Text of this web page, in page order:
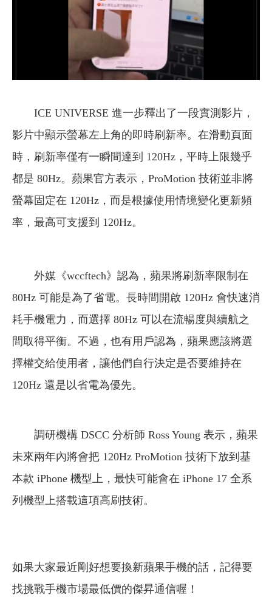
ICE UNIVERSE 進一步釋出了一段實測影片，
影片中顯示螢幕左上角的即時刷新率。在滑動頁面
時，刷新率僅有一瞬間達到 120Hz，平時上限幾乎
都是 80Hz。蘋果官方表示，ProMotion 技術並非將
螢幕固定在 120Hz，而是根據使用情境變化更新頻
率，最高可支援到 120Hz。
外媒《wccftech》認為，蘋果將刷新率限制在
80Hz 可能是為了省電。長時間開啟 120Hz 會快速消
耗手機電力，而選擇 80Hz 可以在流暢度與續航之
間取得平衡。不過，也有用戶認為，蘋果應該將選
擇權交給使用者，讓他們自行決定是否要維持在
120Hz 還是以省電為優先。
調研機構 DSCC 分析師 Ross Young 表示，蘋果
未來兩年內將會把 120Hz ProMotion 技術下放到基
本款 iPhone 機型上，最快可能會在 iPhone 17 全系
列機型上搭載這項高刷技術。
如果大家最近剛好想要換新蘋果手機的話，記得要
找挑戰手機市場最低價的傑昇通信喔！